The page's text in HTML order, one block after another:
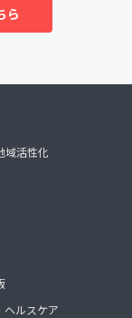
ら
域活性化
ヘルスケア